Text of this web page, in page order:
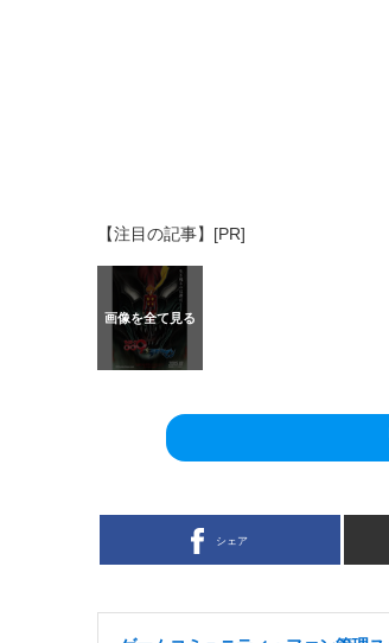
【注目の記事】[PR]
シェア